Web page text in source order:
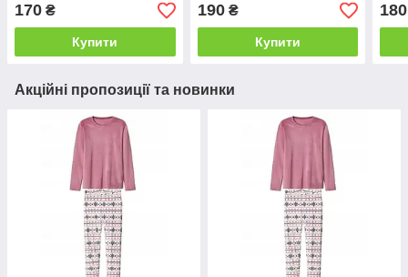
170 ₴
Купити
190₴
Купити
180
Акційні пропозиції та новинки